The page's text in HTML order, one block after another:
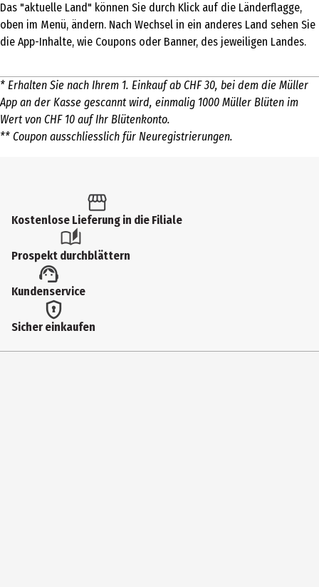
Das "aktuelle Land" können Sie durch Klick auf die Länderflagge,
oben im Menü, ändern. Nach Wechsel in ein anderes Land sehen Sie
die App-Inhalte, wie Coupons oder Banner, des jeweiligen Landes.
* Erhalten Sie nach Ihrem 1. Einkauf ab CHF 30, bei dem die Müller
App an der Kasse gescannt wird, einmalig 1000 Müller Blüten im
Wert von CHF 10 auf Ihr Blütenkonto.
** Coupon ausschliesslich für Neuregistrierungen.
Kostenlose Lieferung in die Filiale
Prospekt durchblättern
Kundenservice
Sicher einkaufen